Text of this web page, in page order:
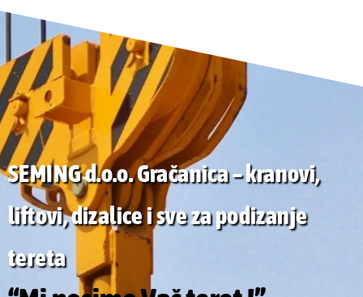
SEMING d.o.o. Gračanica – kranovi,
liftovi, dizalice i sve za podizanje
tereta